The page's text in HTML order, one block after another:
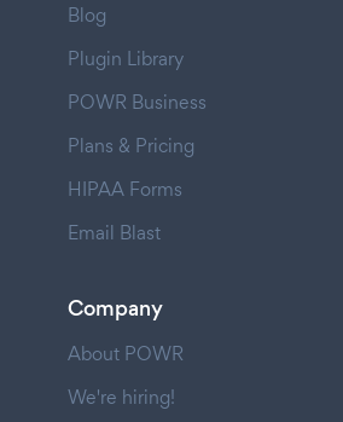
Blog
Plugin Library
POWR Business
Plans & Pricing
HIPAA Forms
Email Blast
Company
About POWR
We're hiring!